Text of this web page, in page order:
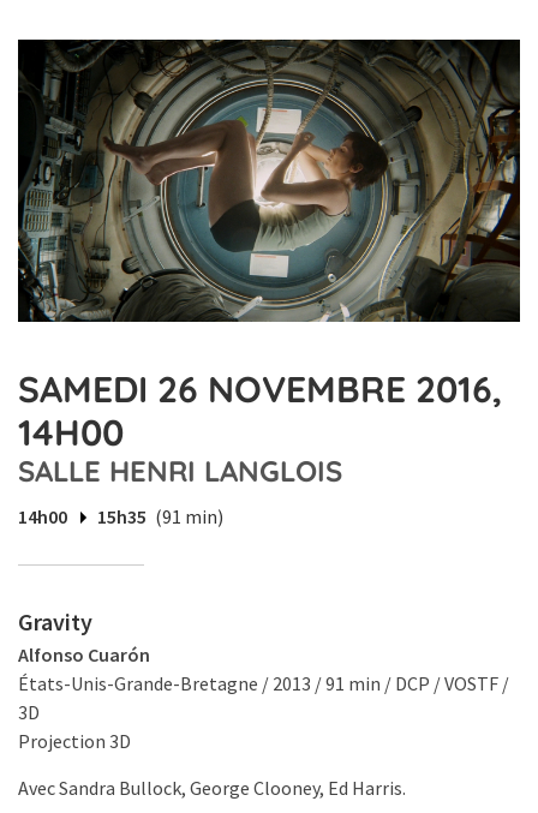
SAMEDI 26 NOVEMBRE 2016,
14H00
SALLE HENRI LANGLOIS
14h00 15h35 (91 min)
Gravity
Alfonso Cuarón
États-Unis-Grande-Bretagne / 2013 / 91 min / DCP / VOSTF /
3D
Projection 3D
Avec Sandra Bullock, George Clooney, Ed Harris.